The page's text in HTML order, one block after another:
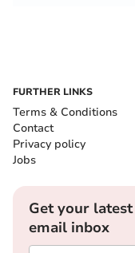
FURTHER LINKS
Terms & Conditions
Contact
Privacy policy
Jobs
Get your
email inbox